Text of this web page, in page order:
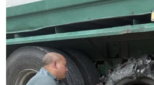
#Điện Biên
#Đền thờ Liệt sỹ
#Chiến trường Điện Biên Phủ
#Đồi A1
Điện Biên